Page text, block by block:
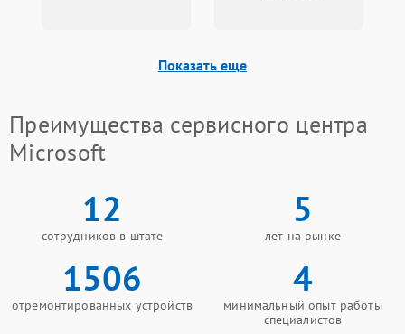
Показать еще
Преимущества сервисного центра
Microsoft
12
сотрудников в штате
5
лет на рынке
1506
отремонтированных устройств
4
минимальный опыт работы
специалистов